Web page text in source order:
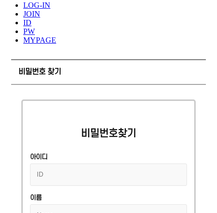
LOG-IN
JOIN
ID
PW
MYPAGE
비밀번호 찾기
비밀번호찾기
아이디
이름